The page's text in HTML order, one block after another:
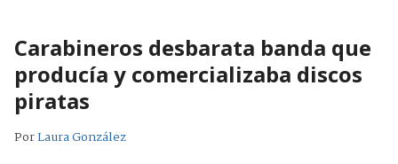
Carabineros desbarata banda que
producía y comercializaba discos
piratas
PorLaura González